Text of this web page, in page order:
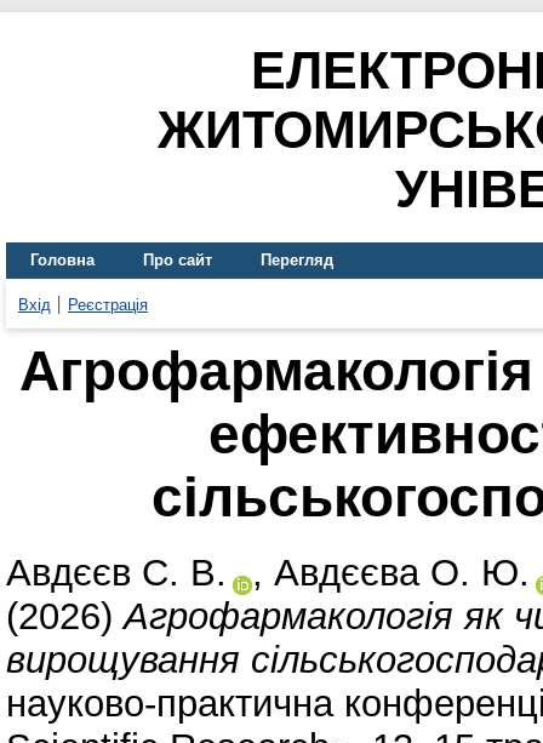
Головна Про сайт Перегляд
Вхід Реєстрація
Авдєєв С. В. , Авдєєва О. Ю.
(2026)Агрофармакологія як
вирощування
науково-практична